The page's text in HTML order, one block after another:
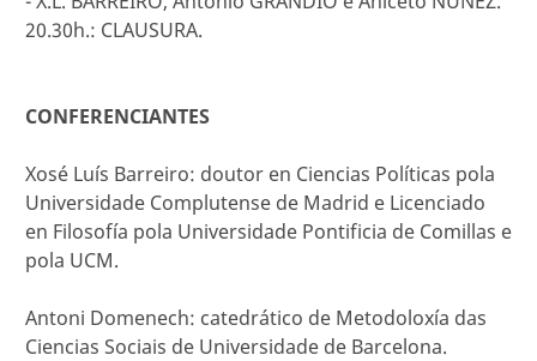
20.30h.: CLAUSURA.
CONFERENCIANTES
Xosé Luís Barreiro: doutor en Ciencias Políticas pola
Universidade Complutense de Madrid e Licenciado
en Filosofía pola Universidade Pontificia de Comillas e
pola UCM.
Antoni Domenech: catedrático de Metodoloxía das
Ciencias Sociais de Universidade de Barcelona.